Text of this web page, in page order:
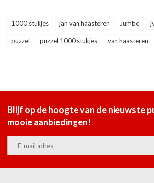
1000 stukjes jan van haasteren Jumbo
puzzel puzzel 1000 stukjes van haasteren
Blijf op de hoogte van de nieuwste
mooie aanbiedingen!